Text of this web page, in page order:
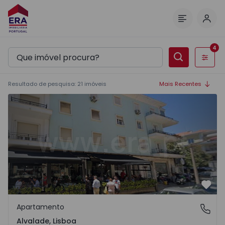
Filtros
4
Resultado de pesquisa: 21 imóveis Mais Recentes
Apartamento T4 Lisboa, Alvalade - 1570484 - 1
Alvalade, Lisboa
Apartamento
Alvalade, Lisboa